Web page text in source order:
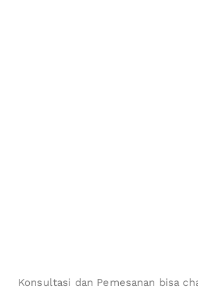
Konsultasi dan Pemesanan bisa